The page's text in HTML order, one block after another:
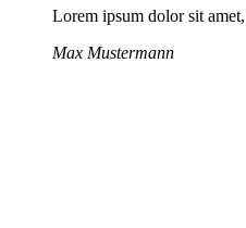
Lorem ipsum dolor sit
Max Mustermann